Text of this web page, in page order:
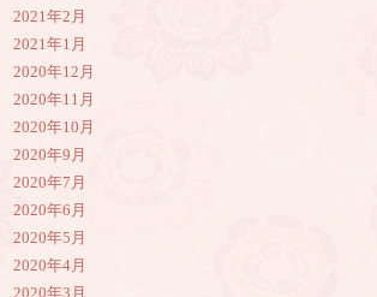
2021年2月
2021年1月
2020年12月
2020年11月
2020年10月
2020年9月
2020年7月
2020年6月
2020年5月
2020年4月